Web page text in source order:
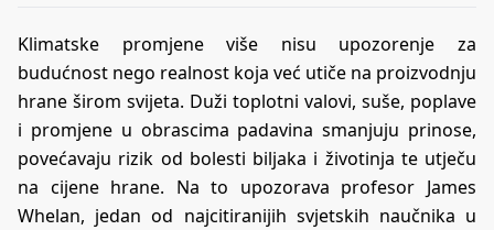
Klimatske promjene više nisu upozorenje za
budućnost nego realnost koja već utiče na proizvodnju
hrane širom svijeta. Duži toplotni valovi, suše, poplave
i promjene u obrascima padavina smanjuju prinose,
povećavaju rizik od bolesti biljaka i životinja te utječu
na cijene hrane. Na to upozorava profesor James
Whelan, jedan od najcitiranijih svjetskih naučnika u